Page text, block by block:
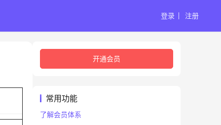
登录 注册
开通会员
常用功能
了解会员体系